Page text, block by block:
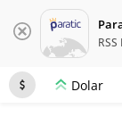
Dolar